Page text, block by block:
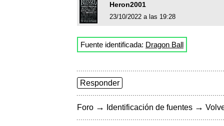
Heron2001
23/10/2022 a las 19:28
Fuente identificada: Dragon Ball
Responder
Foro → Identificación de fuentes →